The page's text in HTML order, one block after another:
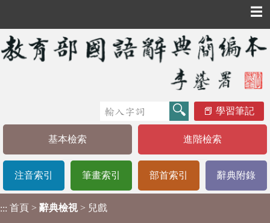
☰
學習筆記
基本檢索 進階檢索
注音索引 筆畫索引 部首索引 辭典附錄
::: 首頁 > 辭典檢視 > 兒戲